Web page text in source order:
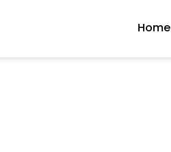
Home